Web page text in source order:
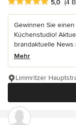
5,0 (4
Gewinnen Sie
Küchenstudio!
brandaktuelle News
Mehr
Limmritzer